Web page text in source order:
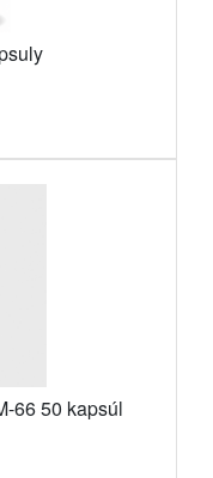
66 50 kapsúl